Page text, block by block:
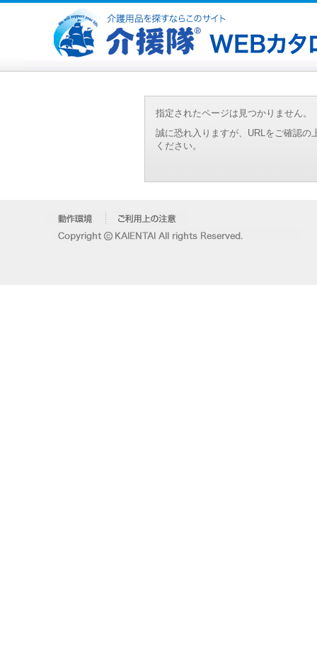
指定されたページは見つかりません。
誠に恐れ入りますが、URLをご確認
ください。